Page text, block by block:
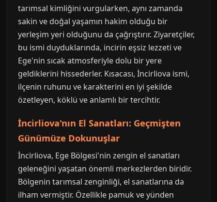
tarımsal kimliğini vurgularken, aynı zamanda
sakin ve doğal yaşamın hakim olduğu bir
yerleşim yeri olduğunu da çağrıştırır. Ziyaretçiler,
bu ismi duyduklarında, incirin eşsiz lezzeti ve
Ege'nin sıcak atmosferiyle dolu bir yere
geldiklerini hissederler. Kısacası, İncirliova ismi,
ilçenin ruhunu ve karakterini en iyi şekilde
özetleyen, köklü ve anlamlı bir tercihtir.
İncirliova'nın El Sanatları: Geçmişten
Günümüze Dokunuşlar
İncirliova, Ege Bölgesi'nin zengin el sanatları
geleneğini yaşatan önemli merkezlerden biridir.
Bölgenin tarımsal zenginliği, el sanatlarına da
ilham vermiştir. Özellikle pamuk ve yünden